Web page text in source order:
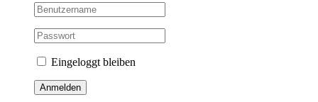
Eingeloggt bleiben